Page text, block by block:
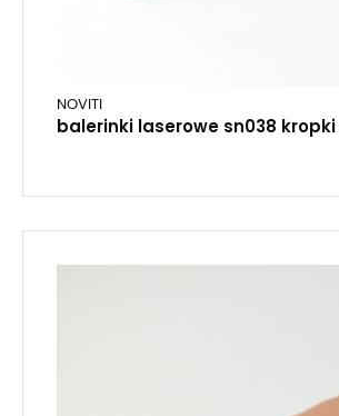
NOVITI
balerinki laserowe sn038